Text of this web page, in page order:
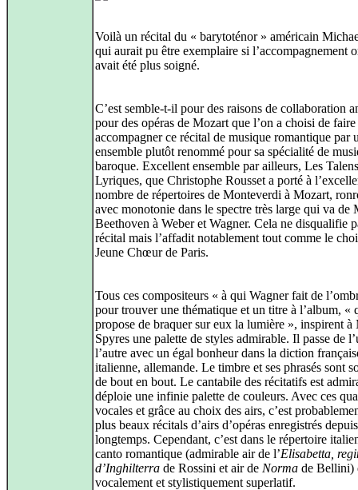
Voilà un récital du « barytoténor » américain
qui aurait pu être exemplaire si l’accompagnement
avait été plus soigné.
C’est semble‑t‑il pour des raisons de collaboration
pour des opéras de Mozart que l’on a choisi de faire
accompagner ce récital de musique romantique par
ensemble plutôt renommé pour sa spécialité de
baroque. Excellent ensemble par ailleurs, Les Talens
Lyriques, que Christophe Rousset a porté à
nombre de répertoires de Monteverdi à Mozart,
avec monotonie dans le spectre très large qui va de
Beethoven à Weber et Wagner. Cela ne disqualifie
récital mais l’affadit notablement tout comme le
Jeune Chœur de Paris.
Tous ces compositeurs « à qui Wagner fait de
pour trouver une thématique et un titre à l’album, «
propose de braquer sur eux la lumière », inspirent à
Spyres une palette de styles admirable. Il passe de
l’autre avec un égal bonheur dans la diction
italienne, allemande. Le timbre et ses phrasés sont
de bout en bout. Le cantabile des récitatifs est
déploie une infinie palette de couleurs. Avec ces
vocales et grâce au choix des airs, c’est
plus beaux récitals d’airs d’opéras enregistrés depuis
longtemps. Cependant, c’est dans le répertoire
canto romantique (admirable air de l’Elisabetta,
d’Inghilterra de Rossini et air de Norma de Bellini)
vocalement et stylistiquement superlatif.